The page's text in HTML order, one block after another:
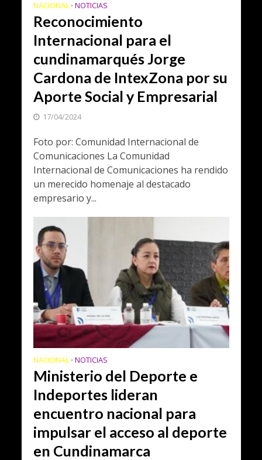
NACIONAL • NOTICIAS
Reconocimiento
Internacional para el
cundinamarqués Jorge
Cardona de IntexZona por su
Aporte Social y Empresarial
17/04/2024
Foto por: Comunidad Internacional de
Comunicaciones La Comunidad
Internacional de Comunicaciones ha rendido
un merecido homenaje al destacado
empresario y...
NACIONAL • NOTICIAS
Ministerio del Deporte e
Indeportes lideran
encuentro nacional para
impulsar el acceso al deporte
en Cundinamarca